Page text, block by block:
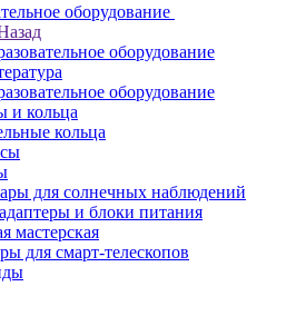
оборудование
оборудование
оборудование
и кольца
кольца
для солнечных наблюдений
и блоки питания
мастерская
для смарт-телескопов